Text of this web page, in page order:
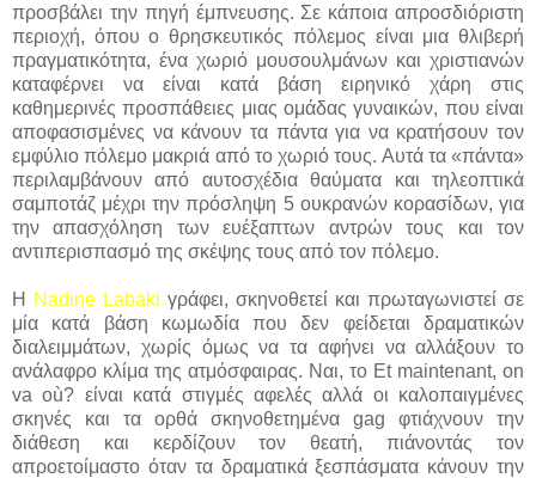
προσβάλει την πηγή έμπνευσης. Σε κάποια απροσδιόριστη
περιοχή, όπου ο θρησκευτικός πόλεμος είναι μια θλιβερή
πραγματικότητα, ένα χωριό μουσουλμάνων και χριστιανών
καταφέρνει να είναι κατά βάση ειρηνικό χάρη στις
καθημερινές προσπάθειες μιας ομάδας γυναικών, που είναι
αποφασισμένες να κάνουν τα πάντα για να κρατήσουν τον
εμφύλιο πόλεμο μακριά από το χωριό τους. Αυτά τα «πάντα»
περιλαμβάνουν από αυτοσχέδια θαύματα και τηλεοπτικά
σαμποτάζ μέχρι την πρόσληψη 5 ουκρανών κορασίδων, για
την απασχόληση των ευέξαπτων αντρών τους και τον
αντιπερισπασμό της σκέψης τους από τον πόλεμο.
Η Nadine Labaki γράφει, σκηνοθετεί και πρωταγωνιστεί σε
μία κατά βάση κωμωδία που δεν φείδεται δραματικών
διαλειμμάτων, χωρίς όμως να τα αφήνει να αλλάξουν το
ανάλαφρο κλίμα της ατμόσφαιρας. Ναι, το Et maintenant, on
va où? είναι κατά στιγμές αφελές αλλά οι καλοπαιγμένες
σκηνές και τα ορθά σκηνοθετημένα gag φτιάχνουν την
διάθεση και κερδίζουν τον θεατή, πιάνοντάς τον
απροετοίμαστο όταν τα δραματικά ξεσπάσματα κάνουν την